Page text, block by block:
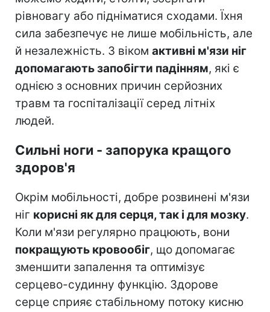
рівновагу або підніматися сходами. Їхня
сила забезпечує не лише мобільність, але
й незалежність. З віком активні м'язи ніг
допомагають запобігти падінням, які є
однією з основних причин серйозних
травм та госпіталізації серед літніх
людей.
Сильні ноги - запорука кращого
здоров'я
Окрім мобільності, добре розвинені м'язи
ніг корисні як для серця, так і для мозку.
Коли м'язи регулярно працюють, вони
покращують кровообіг, що допомагає
зменшити запалення та оптимізує
серцево-судинну функцію. Здорове
серце сприяє стабільному потоку кисню